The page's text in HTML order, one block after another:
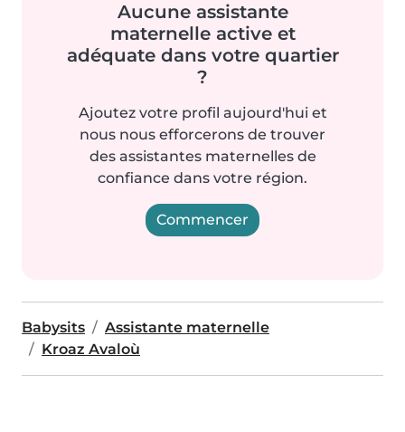
Aucune assistante
maternelle active et
adéquate dans votre quartier
?
Ajoutez votre profil aujourd'hui et
nous nous efforcerons de trouver
des assistantes maternelles de
confiance dans votre région.
Commencer
Babysits
Assistante maternelle
Kroaz Avaloù